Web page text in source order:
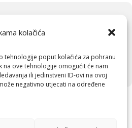
kolačića
tehnologije poput kolačića za pohranu
ove tehnologije omogućit će nam
ili jedinstveni ID-ovi na ovoj
negativno utjecati na određene